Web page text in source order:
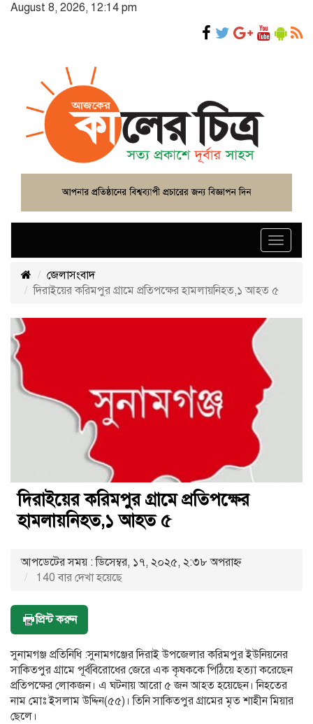
August 8, 2026, 12:14 pm
Toggle
জেলাসংবাদ
দিরাইয়ের করিমপুর গ্রামে প্রতিপক্ষের হামলায়নিহত,১ আহত ৫
দিরাইয়ের করিমপুর গ্রামে প্রতিপক্ষের
হামলায়নিহত,১ আহত ৫
আপডেটের সময় : ডিসেম্বর, ১৭, ২০২৫, ২:৩৮ অপরাহ্ণ
140 বার দেখা হয়েছে
প্রিন্ট করুন
সুনামগঞ্জ প্রতিনিধি :সুনামগঞ্জের দিরাই উপজেলার করিমপুর ইউনিয়নের
সাকিতপুর গ্রামে পূর্ববিরোধের জেরে এক কৃষককে পিঠিয়ে হত্যা করেছেন
প্রতিপক্ষের লোকজন। এ ঘটনায় আরো ৫ জন আহত হয়েছেন। নিহতের
নাম মোঃ ইসলাম উদ্দিন(৫৫)। তিনি সাকিতপুর গ্রামের মৃত শাহীন মিয়ার
ছেলে।